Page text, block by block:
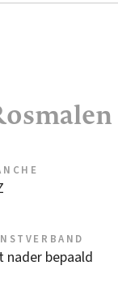
nader bepaald